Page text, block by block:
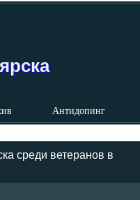
Антидопинг
среди ветеранов в